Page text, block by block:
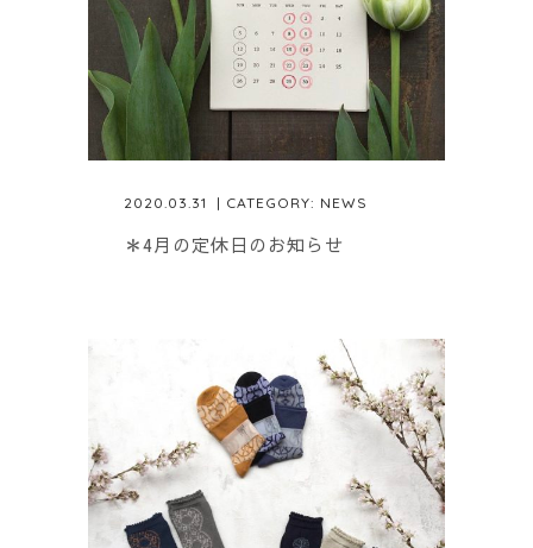
2020.03.31 | CATEGORY: NEWS
＊4月の定休日のお知らせ